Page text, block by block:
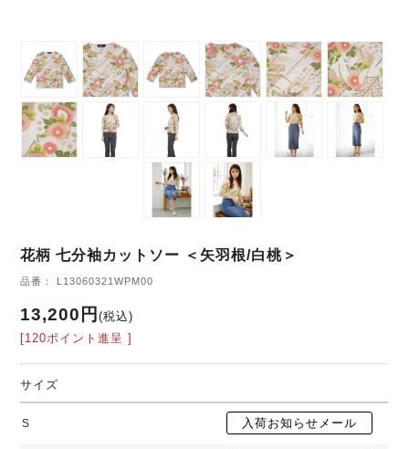
花柄 七分袖カットソー ＜矢羽根/白桃＞
品番： L13060321WPM00
13,200円(税込)
[120ポイント進呈 ]
サイズ
S